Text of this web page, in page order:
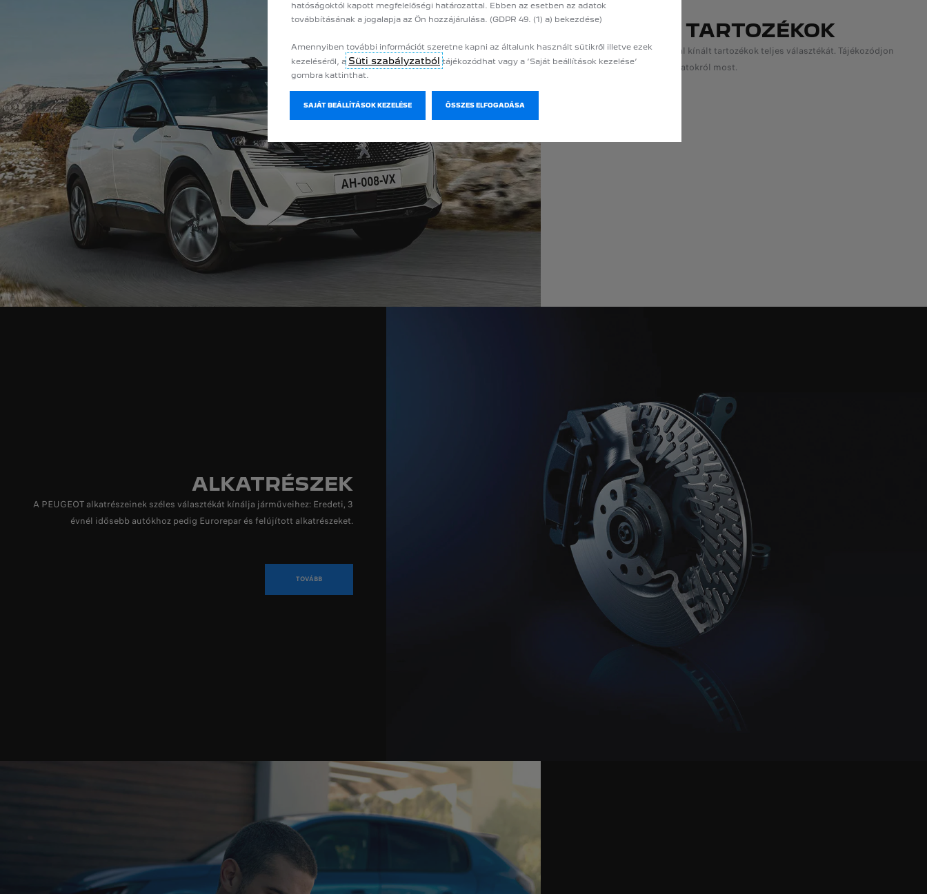
PEUGEOT TARTOZÉKOK
Fedezze fel a Peugeot által kínált tartozékok teljes választékát. Tájékozódjon
a PEUGEOT tartozékajánlatokról most.
ALKATRÉSZEK
A PEUGEOT alkatrészeinek széles választékát kínálja járműveihez: Eredeti, 3
évnél idősebb autókhoz pedig Eurorepar és felújított alkatrészeket.
TOVÁBB
hatóságoktól kapott megfelelőségi határozattal. Ebben az esetben az adatok
továbbításának a jogalapja az Ön hozzájárulása. (GDPR 49. (1) a) bekezdése)
Amennyiben további információt szeretne kapni az általunk használt sütikről illetve ezek
kezeléséről, a Süti szabályzatból tájékozódhat vagy a ’Saját beállítások kezelése’
gombra kattinthat.
SAJÁT BEÁLLÍTÁSOK KEZELÉSE ÖSSZES ELFOGADÁSA